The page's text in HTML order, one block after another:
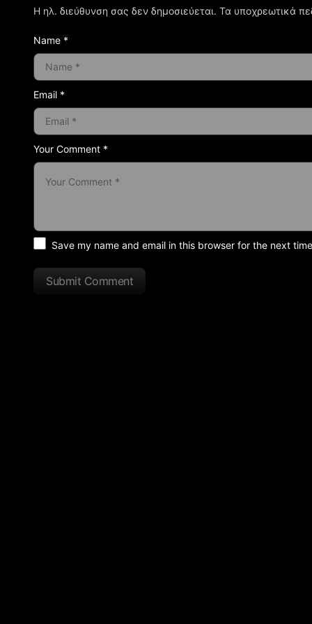
Η ηλ. διεύθυνση σας δεν δημοσιεύεται. Τα υποχρεωτικά
Your Comment *
Name *
Email *
Save my name and email in this browser for the next
Submit Comment